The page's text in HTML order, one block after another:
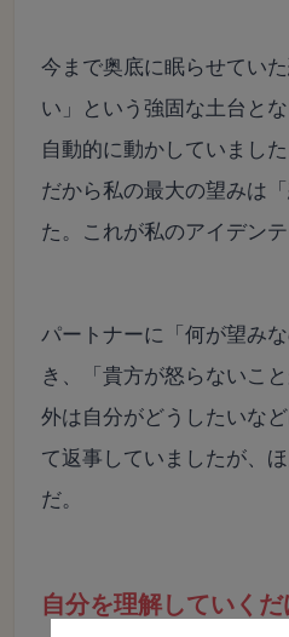
今まで奥底に眠らせてい
い」という強固な土台と
自動的に動かしていました
だから私の最大の望みは
た。これが私のアイデンテ
パートナーに「何が望み
き、「貴方が怒らないこ
外は自分がどうしたいな
て返事していましたが、
だ。
自分を理解していく